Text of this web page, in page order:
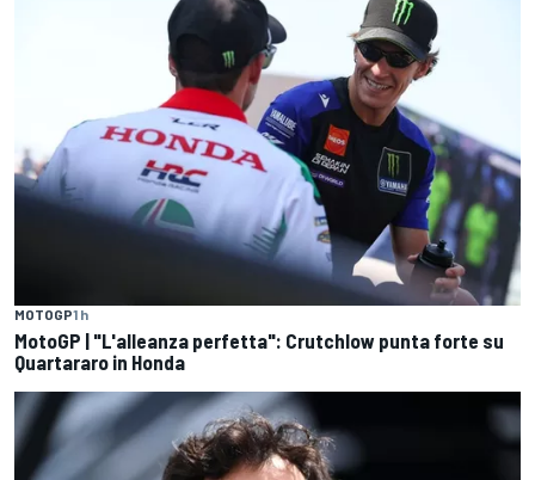
MOTOGP1 h
MotoGP | "L'alleanza perfetta": Crutchlow punta forte su
Quartararo in Honda